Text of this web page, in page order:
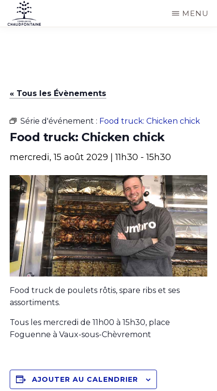
Passer
au
commune
Chaudfontaine
MENU
« Tous les Évènements
Série d'événement : Food truck: Chicken chick
Food truck: Chicken chick
mercredi, 15 août 2029 | 11h30 -15h30
Food truck de poulets rôtis, spare ribs et ses
assortiments.
Tous les mercredi de 11h00 à 15h30, place
Foguenne à Vaux-sous-Chèvremont
AJOUTER AU CALENDRIER